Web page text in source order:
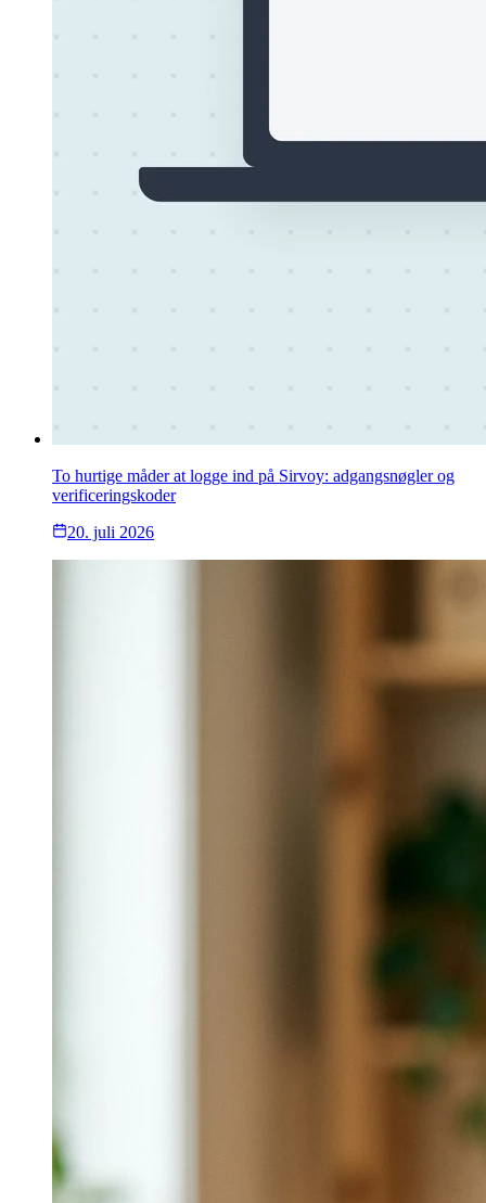
To hurtige måder at logge ind på Sirvoy: adgangsnøgler og
verificeringskoder
20. juli 2026